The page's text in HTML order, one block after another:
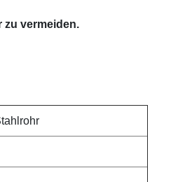
zu vermeiden.